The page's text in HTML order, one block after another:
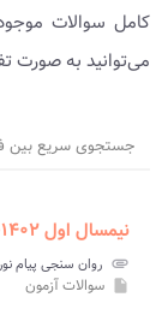
کامل سوالات
می‌توانید به صورت
جستجوی سریع بین
نیمسال اول ۱۴۰۲-۱۴۰۱
attachment روان سنجی پیام
insert_drive_file سوالات آزمون